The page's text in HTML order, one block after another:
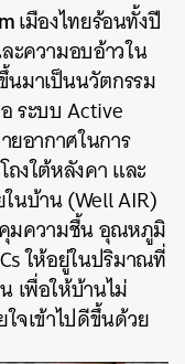
เมืองไทยร้อนทั้งปี
ะความอบอ้าวใน
มาเป็นนวัตกรรม
ระบบ Active
อากาศในการ
งใต้หลังคา และ
บ้าน (Well AIR)
มความชื้น อุณหภูมิ
ให้อยู่ในปริมาณที่
เพื่อให้บ้านไม่
จเข้าไปดีขึ้นด้วย